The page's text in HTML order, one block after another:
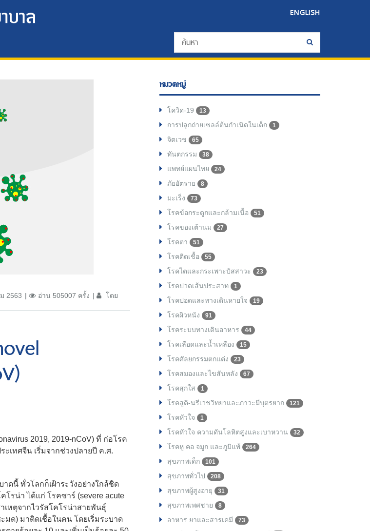
ENGLISH
2563 อ่าน 505007 ครั้ง โดย
2019, 2019-nCoV) ที่ ก่อโรค
ะเทศจีน เริ่มจากช่วงปลายปี ค.ศ.
นี้ ทั่วโลกก็เฝ้าระวังอย่างใกล้ชิด
โรน่า ได้แก่ โรคซาร์ (severe acute
เหตุจากไวรัสโคโรน่าสายพันธุ์
มด) มาติดเชื้อในคน โดยเริ่มระบาด
หมวดหมู่
โควิด-19 13
การปลูกถ่ายเซลล์ต้นกำเนิดในเด็ก 1
จิตเวช 65
ทันตกรรม 38
แพทย์แผนไทย 24
ภัยอัตราย 8
มะเร็ง 73
โรคข้อกระดูกและกล้ามเนื้อ 51
โรคของเต้านม 27
โรคตา 51
โรคติดเชื้อ 55
โรคไตและกระเพาะปัสสาวะ 23
โรคปวดเส้นประสาท 1
โรคปอดและทางเดินหายใจ 19
โรคผิวหนัง 91
โรคระบบทางเดินอาหาร 44
โรคเลือดและน้ำเหลือง 15
โรคศัลยกรรมตกแต่ง 23
โรคสมองและไขสันหลัง 67
โรคสุกใส 1
โรคสูติ-นรีเวชวิทยาและภาวะมีบุตรยาก 121
โรคหัวใจ 1
โรคหัวใจ ความดันโลหิตสูงและเบาหวาน 32
โรคหู คอ จมูก และภูมิแพ้ 264
สุขภาพเด็ก 101
สุขภาพทั่วไป 208
สุขภาพผู้สูงอายุ 31
สุขภาพเพศชาย 8
อาหาร ยาและสารเคมี 73